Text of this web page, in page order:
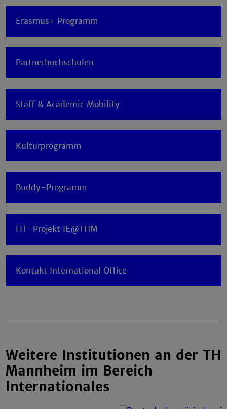
Erasmus+ Programm
Partnerhochschulen
Staff & Academic Mobility
Kulturprogramm
Buddy-Programm
FIT-Projekt IE@THM
Kontakt International Office
Weitere Institutionen an der TH
Mannheim im Bereich
Internationales